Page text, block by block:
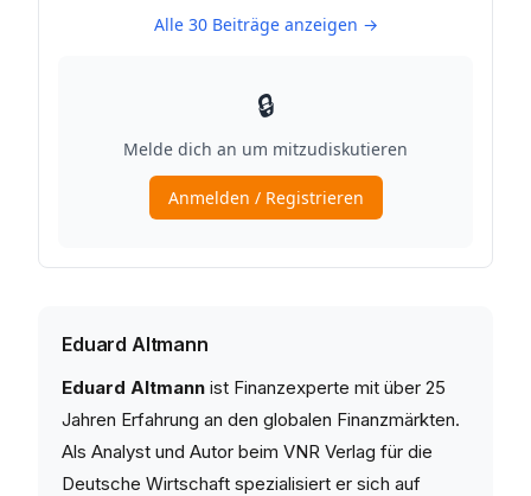
Eduard Altmann
Eduard Altmann ist Finanzexperte mit über 25
Jahren Erfahrung an den globalen Finanzmärkten.
Als Analyst und Autor beim VNR Verlag für die
Deutsche Wirtschaft spezialisiert er sich auf